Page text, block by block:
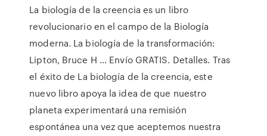
La biología de la creencia es un libro
revolucionario en el campo de la Biología
moderna. La biología de la transformación:
Lipton, Bruce H ... Envío GRATIS. Detalles. Tras
el éxito de La biología de la creencia, este
nuevo libro apoya la idea de que nuestro
planeta experimentará una remisión
espontánea una vez que aceptemos nuestra